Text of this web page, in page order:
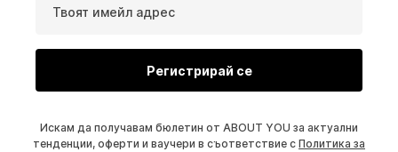
Твоят имейл адрес
Регистрирай се
Искам да получавам бюлетин от ABOUT YOU за актуални
тенденции, оферти и ваучери в съответствие с Политика за